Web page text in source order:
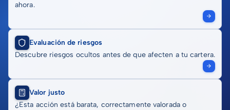
ahora.
Evaluación de riesgos
Descubre riesgos ocultos antes de que afecten a tu cartera.
Valor justo
¿Esta acción está barata, correctamente valorada o